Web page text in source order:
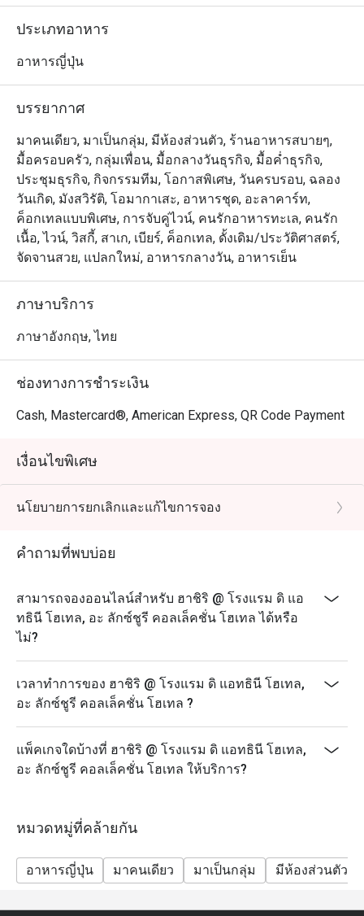
วัตถุดิบท้องถิ่นและจากทั่วโลก มีให้เลือกทั้งแบบอาลาคาร์ท
แบบเทโชกุ (Teishoku) เพลิดเพลินกับศิลปะการปรุงอาหาร
ประเภทอาหาร
อาหารญี่ปุ่น
บรรยากาศ
มาคนเดียว, มาเป็นกลุ่ม, มีห้องส่วนตัว, ร้านอาหารสบายๆ,
มื้อครอบครัว, กลุ่มเพื่อน, มื้อกลางวันธุรกิจ, มื้อค่ำธุรกิจ,
ประชุมธุรกิจ, กิจกรรมทีม, โอกาสพิเศษ, วันครบรอบ, ฉลอง
วันเกิด, มังสวิรัติ, โอมากาเสะ, อาหารชุด, อะลาคาร์ท,
ค็อกเทลแบบพิเศษ, การจับคู่ไวน์, คนรักอาหารทะเล, คนรัก
เนื้อ, ไวน์, วิสกี้, สาเก, เบียร์, ค็อกเทล, ดั้งเดิม/ประวัติศาสตร์,
จัดจานสวย, แปลกใหม่, อาหารกลางวัน, อาหารเย็น
ภาษาบริการ
ภาษาอังกฤษ, ไทย
ช่องทางการชำระเงิน
Cash, Mastercard®, American Express, QR Code Payment
เงื่อนไขพิเศษ
นโยบายการยกเลิกและแก้ไขการจอง
คำถามที่พบบ่อย
สามารถจองออนไลน์สำหรับ ฮาชิริ @ โรงแรม ดิ แอ
ทธินี โฮเทล, อะ ลักซ์ชูรี คอลเล็คชั่น โฮเทล ได้หรือ
ไม่?
เวลาทำการของ ฮาชิริ @ โรงแรม ดิ แอทธินี โฮเทล,
อะ ลักซ์ชูรี คอลเล็คชั่น โฮเทล ?
แพ็คเกจใดบ้างที่ ฮาชิริ @ โรงแรม ดิ แอทธินี โฮเทล,
อะ ลักซ์ชูรี คอลเล็คชั่น โฮเทล ให้บริการ?
หมวดหมู่ที่คล้ายกัน
อาหารญี่ปุ่น มาคนเดียว มาเป็นกลุ่ม มีห้องส่วนตัว